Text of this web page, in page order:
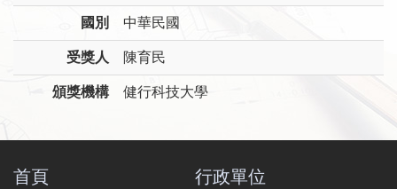
國別 中華民國
受獎人 陳育民
頒獎機構 健行科技大學
首頁 行政單位